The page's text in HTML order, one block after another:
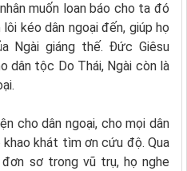
muốn loan báo cho ta đó
kéo dân ngoại đến, giúp họ
Ngài giáng thế. Ðức Giêsu
dân tộc Do Thái, Ngài còn là
cho dân ngoại, cho mọi dân
khát tìm ơn cứu độ. Qua
sơ trong vũ trụ, họ nghe